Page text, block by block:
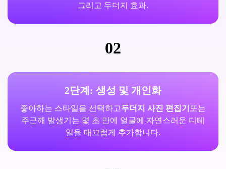
그리고 두더지 효과.
02
2단계: 생성 및 개인화
좋아하는 스타일을 선택하고두더지 사진 편집기 또는
주근깨 발생기는 몇 초 만에 얼굴에 자연스러운 디테
일을 매끄럽게 추가합니다.